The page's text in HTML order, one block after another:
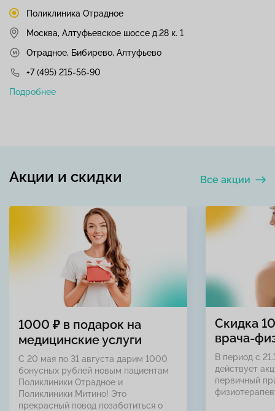
Поликлиника Отрадное
Москва, Алтуфьевское шоссе д.28 к. 1
Отрадное, Бибирево, Алтуфьево
+7 (495) 215-56-90
Подробнее
Все акции
Акции и скидки
1000 ₽ в подарок на
медицинские услуги
С 20 мая по 31 августа дарим 1000
бонусных рублей новым пациентам
Поликлиники Отрадное и
Поликлиники Митино! Это
прекрасный повод позаботиться о
Скидка
врача-
В период с
действует
первичный